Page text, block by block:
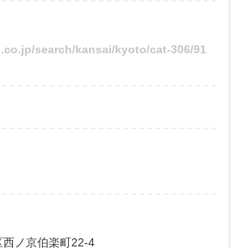
search/kansai/kyoto/cat-306/91
ノ京伯楽町22-4